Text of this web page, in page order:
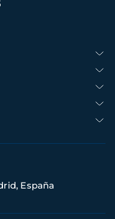
España